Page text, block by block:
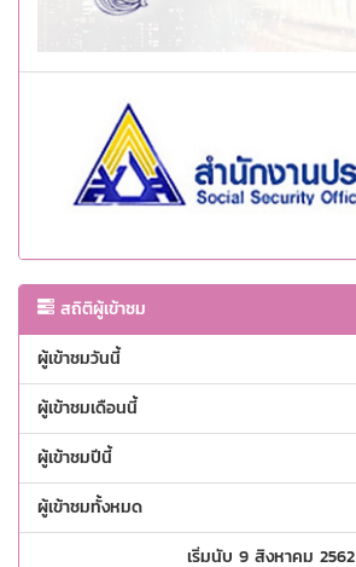
สถิติผู้เข้าชม
ผู้เข้าชมวันนี้
ผู้เข้าชมเดือนนี้
ผู้เข้าชมปีนี้
ผู้เข้าชมทั้งหมด
เริ่มนับ 9 สิงหาคม 2562